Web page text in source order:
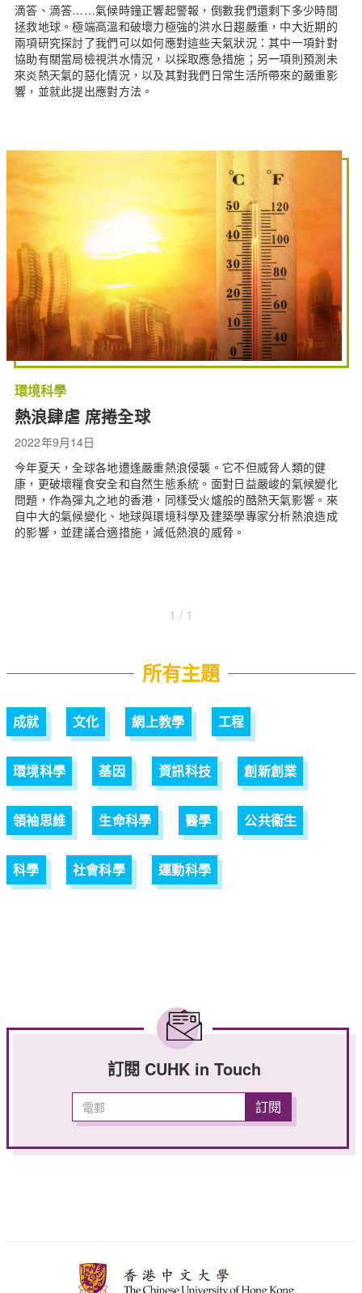
滴答、滴答……氣候時鐘正響起警報，倒數我們還剩下多少時間
拯救地球。極端高溫和破壞力極強的洪水日趨嚴重，中大近期的
兩項研究探討了我們可以如何應對這些天氣狀況：其中一項針對
協助有關當局檢視洪水情況，以採取應急措施；另一項則預測未
來炎熱天氣的惡化情況，以及其對我們日常生活所帶來的嚴重影
響，並就此提出應對方法。
環境科學
熱浪肆虐 席捲全球
2022年9月14日
今年夏天，全球各地遭逢嚴重熱浪侵襲。它不但威脅人類的健
康，更破壞糧食安全和自然生態系統。面對日益嚴峻的氣候變化
問題，作為彈丸之地的香港，同樣受火爐般的酷熱天氣影響。來
自中大的氣候變化、地球與環境科學及建築學專家分析熱浪造成
的影響，並建議合適措施，減低熱浪的威脅。
1 / 1
所有主題
成就 文化 網上教學 工程
環境科學 基因 資訊科技 創新創業
領袖思維 生命科學 醫學 公共衞生
科學 社會科學 運動科學
訂閱 CUHK in Touch